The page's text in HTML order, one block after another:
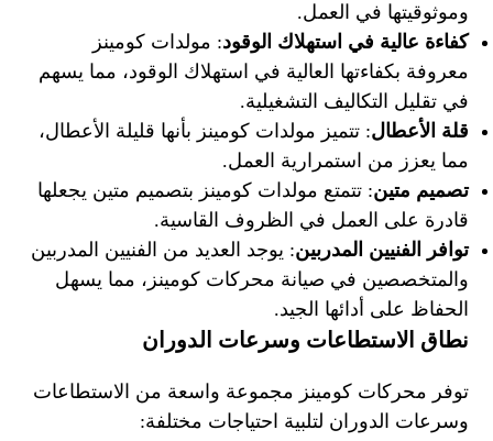
وموثوقيتها في العمل.
كفاءة عالية في استهلاك الوقود: مولدات كومينز
معروفة بكفاءتها العالية في استهلاك الوقود، مما يسهم
في تقليل التكاليف التشغيلية.
قلة الأعطال: تتميز مولدات كومينز بأنها قليلة الأعطال،
مما يعزز من استمرارية العمل.
تصميم متين: تتمتع مولدات كومينز بتصميم متين يجعلها
قادرة على العمل في الظروف القاسية.
توافر الفنيين المدربين: يوجد العديد من الفنيين المدربين
والمتخصصين في صيانة محركات كومينز، مما يسهل
الحفاظ على أدائها الجيد.
نطاق الاستطاعات وسرعات الدوران
توفر محركات كومينز مجموعة واسعة من الاستطاعات
وسرعات الدوران لتلبية احتياجات مختلفة: